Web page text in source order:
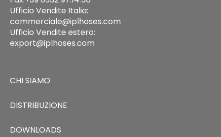
Ufficio Vendite Italia:
commerciale@iplhoses.com
Ufficio Vendite estero:
export@iplhoses.com
CHI SIAMO
DISTRIBUZIONE
DOWNLOADS